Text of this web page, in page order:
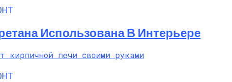
Использована В Интерьере